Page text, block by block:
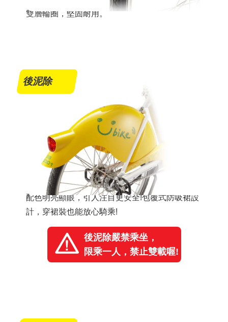
雙層輪圈，堅固耐用。
後泥除
配色明亮顯眼，引人注目更安全!包覆式防吸裙設
計，穿裙裝也能放心騎乘!
後泥除嚴禁乘坐，
限乘一人，禁止雙載喔!